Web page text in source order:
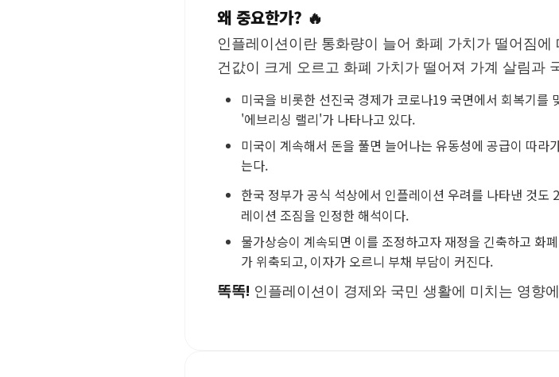
왜 중요한가? 🔥
인플레이션이란 통화량이 늘어 화폐 가치가 떨어짐
건값이 크게 오르고 화폐 가치가 떨어져 가계 살림과
미국을 비롯한 선진국 경제가 코로나19 국면에서 회복기를
'에브리싱 랠리'가 나타나고 있다.
미국이 계속해서 돈을 풀면 늘어나는 유동성에 공급이 따
는다.
한국 정부가 공식 석상에서 인플레이션 우려를 나타낸 것도
레이션 조짐을 인정한 해석이다.
물가상승이 계속되면 이를 조정하고자 재정을 긴축하고 화
가 위축되고, 이자가 오르니 부채 부담이 커진다.
똑똑! 인플레이션이 경제와 국민 생활에 미치는 영향